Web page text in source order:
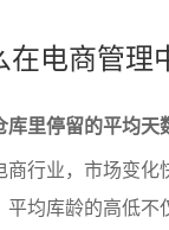
电商管理
里停留的平均天
行业，市场变
均库龄的高低